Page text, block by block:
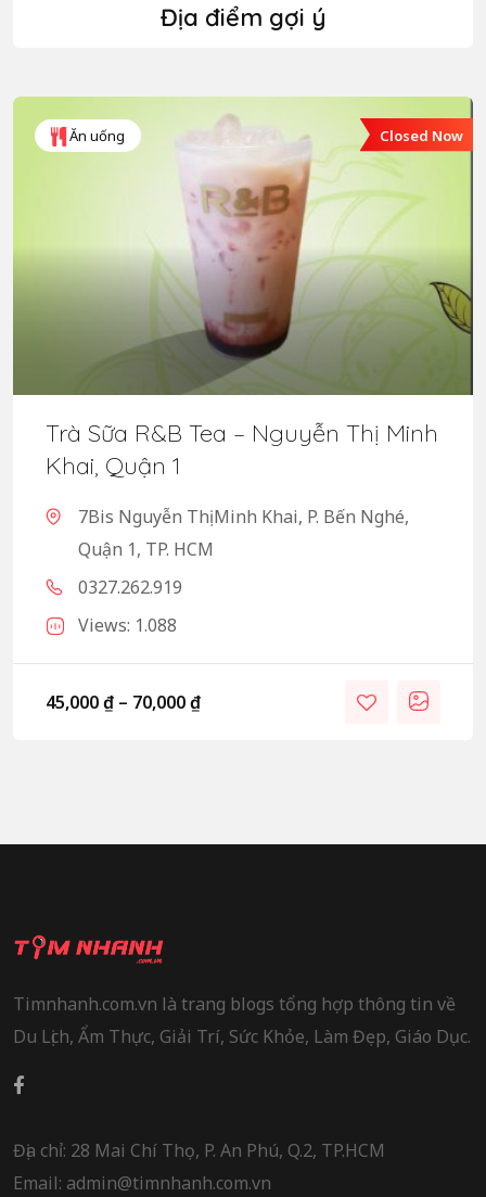
Địa điểm gợi ý
Ăn uống Closed Now
Trà Sữa R&B Tea – Nguyễn Thị Minh
Khai, Quận 1
7Bis Nguyễn Thị Minh Khai, P. Bến Nghé,
Quận 1, TP. HCM
0327.262.919
Views: 1.088
45,000₫ – 70,000₫
Timnhanh.com.vn là trang blogs tổng hợp thông tin về
Du Lịch, Ẩm Thực, Giải Trí, Sức Khỏe, Làm Đẹp, Giáo Dục.
Địa chỉ: 28 Mai Chí Thọ, P. An Phú, Q.2, TP.HCM
Email: admin@timnhanh.com.vn